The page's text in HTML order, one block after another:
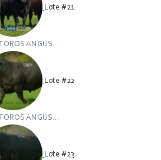
Lote #21
TOROS ANGUS...
Lote #22
TOROS ANGUS...
Lote #23